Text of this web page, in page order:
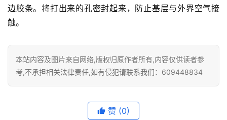
边胶条。将打出来的孔密封起来，防止基层与外界空气接
触。
本站内容及图片来自网络,版权归原作者所有,内容仅供读者参
考,不承担相关法律责任,如有侵犯请联系我们：609448834
赞 (0)